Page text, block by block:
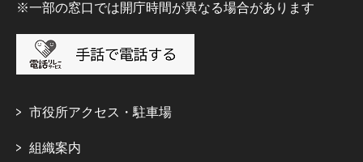
※一部の窓口では開庁時間が異なる場合があります
市役所アクセス・駐車場
組織案内